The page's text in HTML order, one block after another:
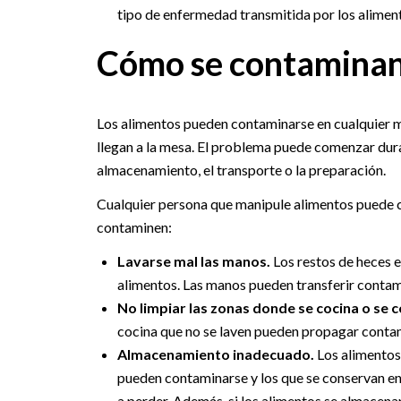
tipo de enfermedad transmitida por los
Cómo se
Los alimentos pueden contaminarse en cualquier
llegan a la mesa. El problema puede comenzar
almacenamiento, el transporte o la preparación.
Cualquier persona que manipule alimentos
contaminen:
Lavarse mal las manos. Los restos de heces
alimentos. Las manos pueden transferir
No limpiar las zonas donde se cocina o se
cocina que no se laven pueden propagar
Almacenamiento inadecuado. Los
pueden contaminarse y los que se conservan